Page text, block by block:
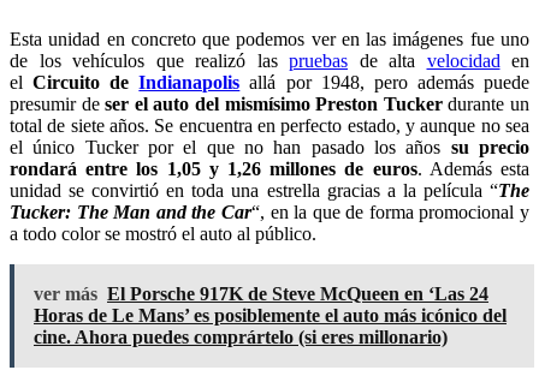
Esta unidad en concreto que podemos ver en las imágenes fue uno
de los vehículos que realizó las pruebas de alta velocidad en
elCircuito deIndianapolis allá por 1948, pero además puede
presumir deser el auto del mismísimo Preston Tuckerdurante un
total de siete años. Se encuentra en perfecto estado, y aunque no sea
el único Tucker por el que no han pasado los años su precio
rondará entre los 1,05 y 1,26 millones de euros. Además esta
unidad se convirtió en toda una estrella gracias a la película “The
Tucker: The Man and the Car“, en la que de forma promocional y
a todo color se mostró el auto al público.
ver más El Porsche 917K de Steve McQueen en ‘Las 24
Horas de Le Mans’ es posiblemente el auto más icónico del
cine. Ahora puedes comprártelo (si eres millonario)